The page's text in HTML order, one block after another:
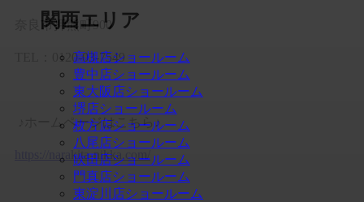
関西エリア
高槻店ショールーム
豊中店ショールーム
東大阪店ショールーム
堺店ショールーム
枚方店ショールーム
八尾店ショールーム
吹田店ショールーム
門真店ショールーム
東淀川店ショールーム
奈良市押熊町900
TEL：0120-03-7549
♪ホームページはこちら♪
https://narakita-nikka.com/